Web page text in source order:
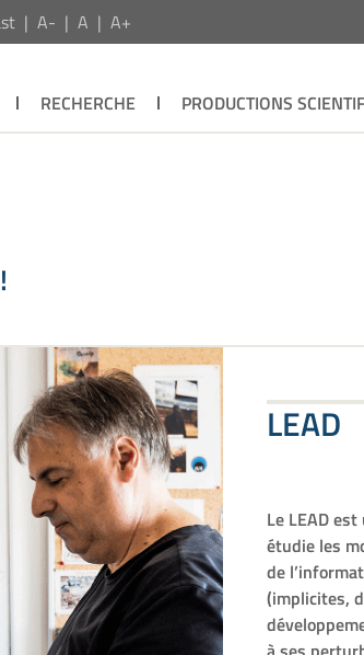
A- A A+
RECHERCHE PRODUCTIONS
LEAD
Le LEAD
étudie les
de
(implicites,